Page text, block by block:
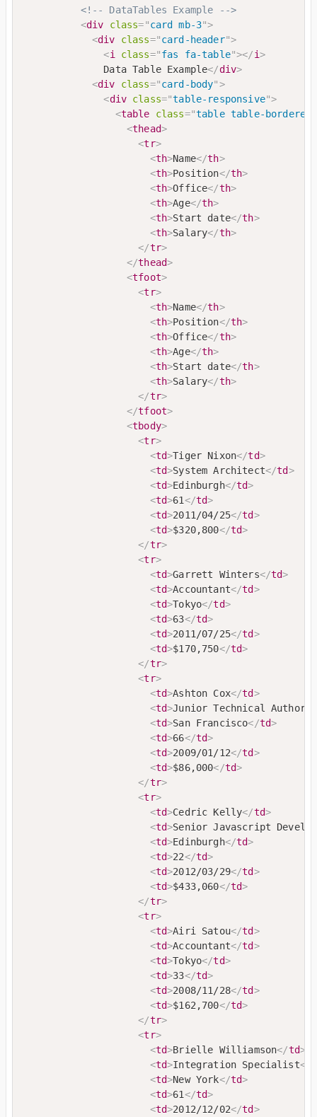
<!-- DataTables Example -->
<div class="card mb-3">
<div class="card-header">
<i class="fas fa-table"></i>
              Data Table Example
</div>
<div class="card-body">
<div class="table-responsive">
<table class="table table-bordered
<thead>
<tr>
<th>Name</th>
<th>Position</th>
<th>Office</th>
<th>Age</th>
<th>Start date</th>
<th>Salary</th>
</tr>
</thead>
<tfoot>
<tr>
<th>Name</th>
<th>Position</th>
<th>Office</th>
<th>Age</th>
<th>Start date</th>
<th>Salary</th>
</tr>
</tfoot>
<tbody>
<tr>
<td>Tiger Nixon</td>
<td>System Architect</td>
<td>Edinburgh</td>
<td>61</td>
<td>2011/04/25</td>
<td>$320,800</td>
</tr>
<tr>
<td>Garrett Winters</td>
<td>Accountant</td>
<td>Tokyo</td>
<td>63</td>
<td>2011/07/25</td>
<td>$170,750</td>
</tr>
<tr>
<td>Ashton Cox</td>
<td>Junior Technical Author
<td>San Francisco</td>
<td>66</td>
<td>2009/01/12</td>
<td>$86,000</td>
</tr>
<tr>
<td>Cedric Kelly</td>
<td>Senior Javascript
<td>Edinburgh</td>
<td>22</td>
<td>2012/03/29</td>
<td>$433,060</td>
</tr>
<tr>
<td>Airi Satou</td>
<td>Accountant</td>
<td>Tokyo</td>
<td>33</td>
<td>2008/11/28</td>
<td>$162,700</td>
</tr>
<tr>
<td>Brielle Williamson</td>
<td>Integration Specialist</
<td>New York</td>
<td>61</td>
<td>2012/12/02</td>